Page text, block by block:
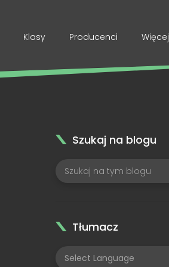
Klasy Producenci Więcej
Szukaj na blogu
Tłumacz